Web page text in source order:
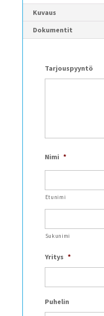
Kuvaus
Dokumentit
Tarjouspyyntö
Nimi *
Etunimi
Sukunimi
Yritys *
Puhelin